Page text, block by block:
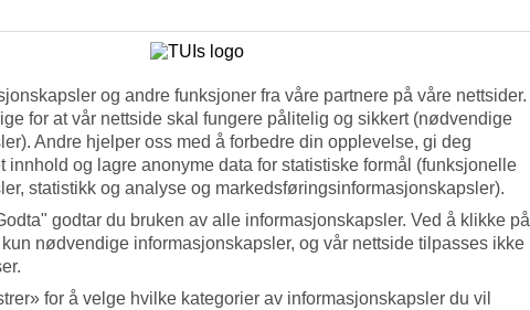
og andre funksjoner fra våre partnere på våre nettsider.
for at vår nettside skal fungere pålitelig og sikkert (nødvendige
Andre hjelper oss med å forbedre din opplevelse, gi deg
innhold og lagre anonyme data for statistiske formål (funksjonelle
statistikk og analyse og markedsføringsinformasjonskapsler).
godtar du bruken av alle informasjonskapsler. Ved å klikke på
nødvendige informasjonskapsler, og vår nettside tilpasses ikke
for å velge hvilke kategorier av informasjonskapsler du vil